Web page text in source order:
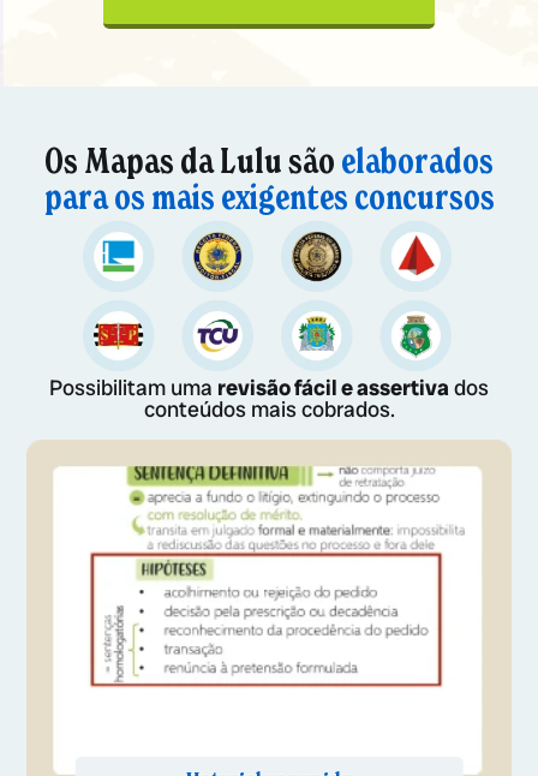
Os Mapas da Lulu são elaborados
para os mais exigentes concursos
Possibilitam uma revisão fácil e assertivados
conteúdos mais cobrados.